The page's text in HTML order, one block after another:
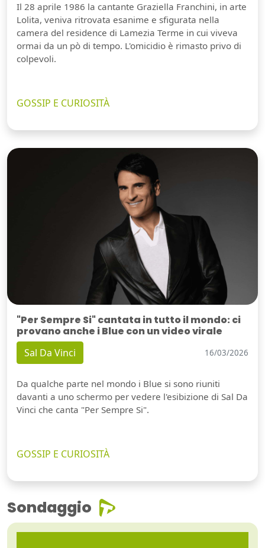
Il 28 aprile 1986 la cantante Graziella Franchini, in arte
Lolita, veniva ritrovata esanime e sfigurata nella
camera del residence di Lamezia Terme in cui viveva
ormai da un pò di tempo. L'omicidio è rimasto privo di
colpevoli.
GOSSIP E CURIOSITÀ
"Per Sempre Si" cantata in tutto il mondo: ci
provano anche i Blue con un video virale
Sal Da Vinci 16/03/2026
Da qualche parte nel mondo i Blue si sono riuniti
davanti a uno schermo per vedere l'esibizione di Sal Da
Vinci che canta "Per Sempre Si".
GOSSIP E CURIOSITÀ
Sondaggio